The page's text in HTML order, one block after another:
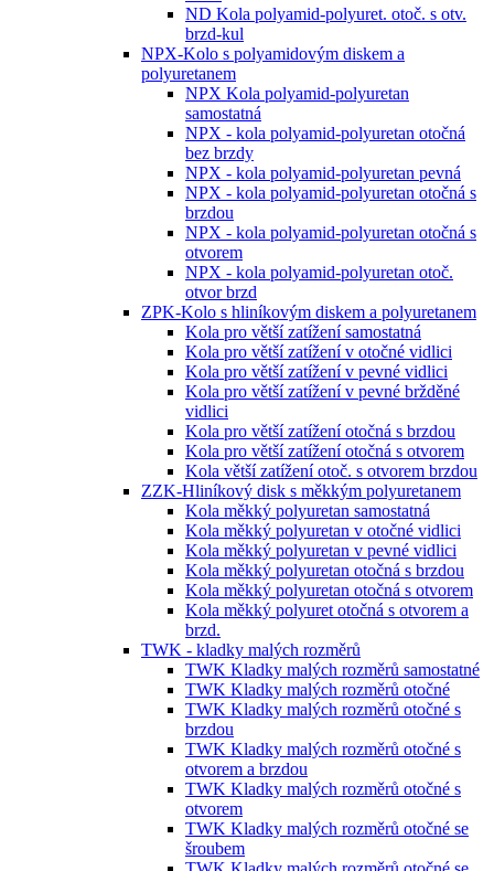
ND Kola polyamid-polyuret. otoč. s otv.
brzd-kul
NPX-Kolo s polyamidovým diskem a
polyuretanem
NPX Kola polyamid-polyuretan
samostatná
NPX - kola polyamid-polyuretan otočná
bez brzdy
NPX - kola polyamid-polyuretan pevná
NPX - kola polyamid-polyuretan otočná s
brzdou
NPX - kola polyamid-polyuretan otočná s
otvorem
NPX - kola polyamid-polyuretan otoč.
otvor brzd
ZPK-Kolo s hliníkovým diskem a polyuretanem
Kola pro větší zatížení samostatná
Kola pro větší zatížení v otočné vidlici
Kola pro větší zatížení v pevné vidlici
Kola pro větší zatížení v pevné bržděné
vidlici
Kola pro větší zatížení otočná s brzdou
Kola pro větší zatížení otočná s otvorem
Kola větší zatížení otoč. s otvorem brzdou
ZZK-Hliníkový disk s měkkým polyuretanem
Kola měkký polyuretan samostatná
Kola měkký polyuretan v otočné vidlici
Kola měkký polyuretan v pevné vidlici
Kola měkký polyuretan otočná s brzdou
Kola měkký polyuretan otočná s otvorem
Kola měkký polyuret otočná s otvorem a
brzd.
TWK - kladky malých rozměrů
TWK Kladky malých rozměrů samostatné
TWK Kladky malých rozměrů otočné
TWK Kladky malých rozměrů otočné s
brzdou
TWK Kladky malých rozměrů otočné s
otvorem a brzdou
TWK Kladky malých rozměrů otočné s
otvorem
TWK Kladky malých rozměrů otočné se
šroubem